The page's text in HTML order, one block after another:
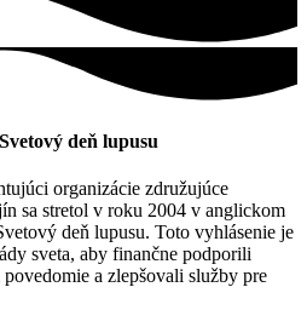
deň lupusu
organizácie združujúce
sa stretol v roku 2004 v anglickom
deň lupusu. Toto vyhlásenie je
sveta, aby finančne podporili
a zlepšovali služby pre